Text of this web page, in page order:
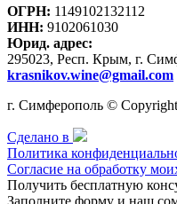
ОГРН: 1149102132112
ИНН: 9102061030
Юрид. адрес:
295023, Респ. Крым, г.
krasnikov.wine@gmail.com
г. Симферополь © Copyright
Сделано в
Политика
Согласие на обработку
Получить бесплатную